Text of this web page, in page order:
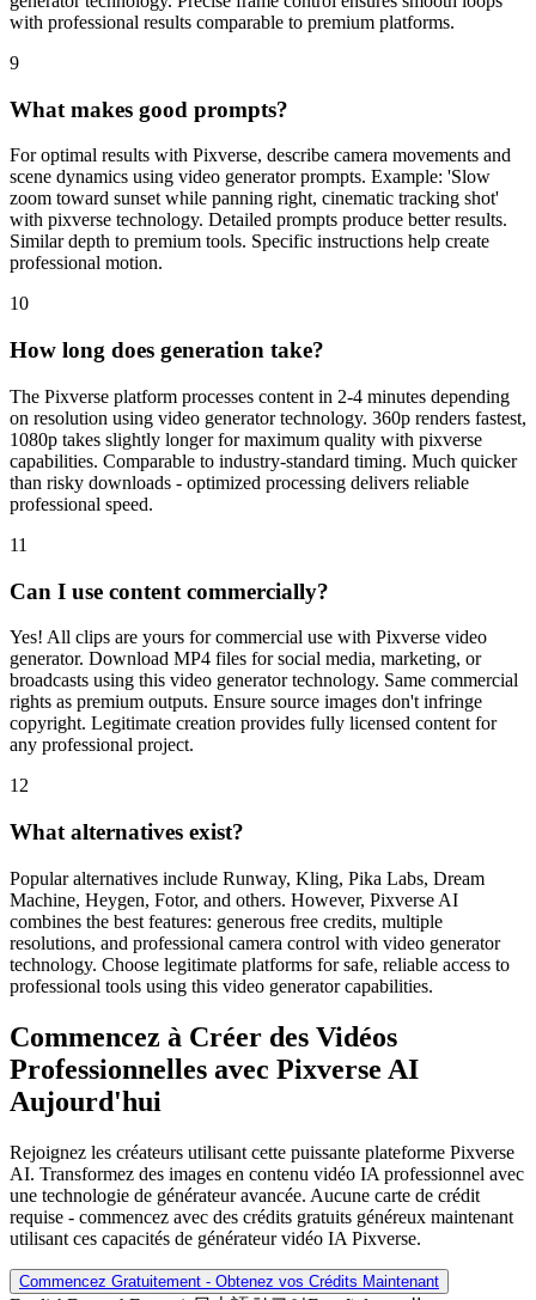
9
What makes good prompts?
For optimal results with Pixverse, describe camera movements and
zoom toward sunset while panning right, cinematic tracking shot'
with pixverse technology. Detailed prompts produce better results.
Similar depth to premium tools. Specific instructions help create
professional motion.
10
How long does generation take?
The Pixverse platform processes content in 2-4 minutes depending
1080p takes slightly longer for maximum quality with pixverse
capabilities. Comparable to industry-standard timing. Much quicker
than risky downloads - optimized processing delivers reliable
professional speed.
11
Can I use content commercially?
Yes! All clips are yours for commercial use with Pixverse video
broadcasts using this video generator technology. Same commercial
rights as premium outputs. Ensure source images don't infringe
copyright. Legitimate creation provides fully licensed content for
any professional project.
12
What alternatives exist?
Popular alternatives include Runway, Kling, Pika Labs, Dream
combines the best features: generous free credits, multiple
resolutions, and professional camera control with video generator
technology. Choose legitimate platforms for safe, reliable access to
professional tools using this video generator capabilities.
Commencez à Créer des Vidéos
Professionnelles avec Pixverse AI
Aujourd'hui
Rejoignez les créateurs utilisant cette puissante plateforme Pixverse
une technologie de générateur avancée. Aucune carte de crédit
requise - commencez avec des crédits gratuits généreux maintenant
utilisant ces capacités de générateur vidéo IA Pixverse.
Commencez Gratuitement - Obtenez vos Crédits Maintenant